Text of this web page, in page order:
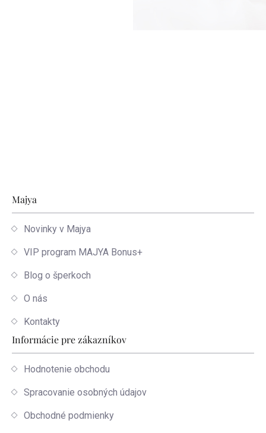
Zápätie
Majya
Novinky v Majya
VIP program MAJYA Bonus+
Blog o šperkoch
O nás
Kontakty
Informácie pre zákazníkov
Hodnotenie obchodu
Spracovanie osobných údajov
Obchodné podmienky